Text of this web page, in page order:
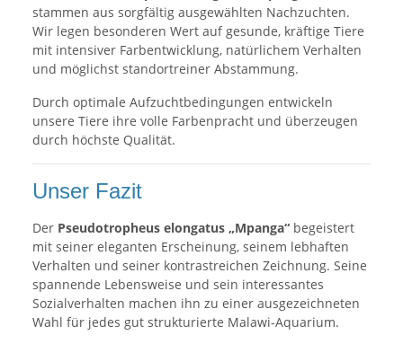
stammen aus sorgfältig ausgewählten Nachzuchten.
Wir legen besonderen Wert auf gesunde, kräftige Tiere
mit intensiver Farbentwicklung, natürlichem Verhalten
und möglichst standortreiner Abstammung.
Durch optimale Aufzuchtbedingungen entwickeln
unsere Tiere ihre volle Farbenpracht und überzeugen
durch höchste Qualität.
Unser Fazit
Der Pseudotropheus elongatus „Mpanga“ begeistert
mit seiner eleganten Erscheinung, seinem lebhaften
Verhalten und seiner kontrastreichen Zeichnung. Seine
spannende Lebensweise und sein interessantes
Sozialverhalten machen ihn zu einer ausgezeichneten
Wahl für jedes gut strukturierte Malawi-Aquarium.